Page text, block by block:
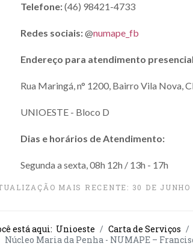
Telefone:(46) 98421-4733
Redes sociais:@numape_fb
Endereço para atendimento
Rua Maringá, n° 1200, Bairro Vila Nova,
UNIOESTE - Bloco D
Dias e horários de Atendimento:
Segunda a sexta, 08h 12h / 13h - 17h
MAIS RECENTE: 30 DE JUNHO
está aqui: Unioeste Carta de Serviços
Núcleo Maria da Penha - NUMAPE –